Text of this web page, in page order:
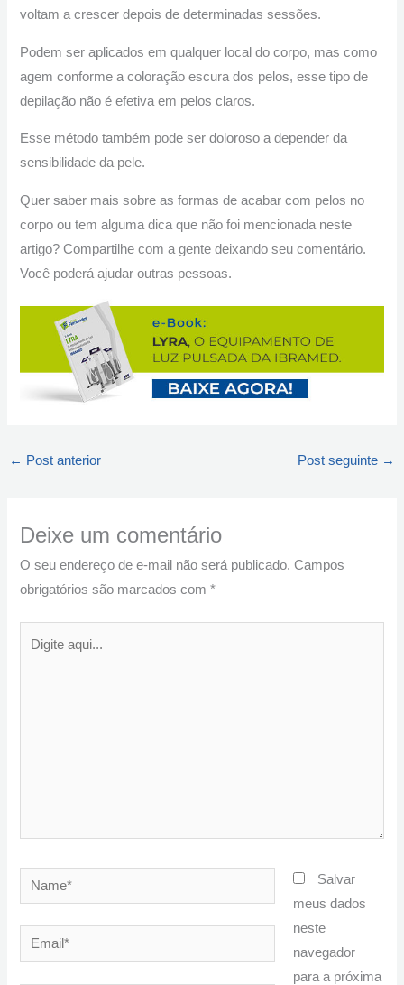
voltam a crescer depois de determinadas sessões.
Podem ser aplicados em qualquer local do corpo, mas como
agem conforme a coloração escura dos pelos, esse tipo de
depilação não é efetiva em pelos claros.
Esse método também pode ser doloroso a depender da
sensibilidade da pele.
Quer saber mais sobre as formas de acabar com pelos no
corpo ou tem alguma dica que não foi mencionada neste
artigo? Compartilhe com a gente deixando seu comentário.
Você poderá ajudar outras pessoas.
← Post anterior Post seguinte →
Deixe um comentário
O seu endereço de e-mail não será publicado. Campos
obrigatórios são marcados com*
Name*
Email*
Salvar
meus dados
neste
navegador
para a próxima